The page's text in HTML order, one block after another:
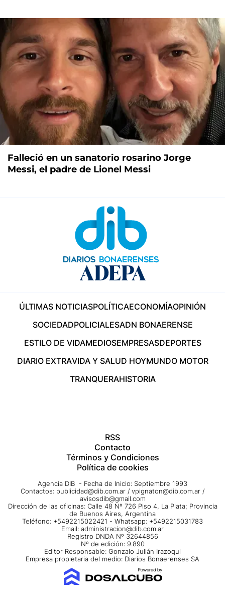
Falleció en un sanatorio rosarino Jorge
Messi, el padre de Lionel Messi
ÚLTIMAS NOTICIASPOLÍTICAECONOMÍAOPINIÓN
SOCIEDADPOLICIALESADN BONAERENSE
ESTILO DE VIDAMEDIOSEMPRESASDEPORTES
DIARIO EXTRAVIDA Y SALUD HOYMUNDO MOTOR
TRANQUERAHISTORIA
RSS
Contacto
Términos y Condiciones
Política de cookies
Agencia DIB - Fecha de Inicio: Septiembre 1993
Contactos: publicidad@dib.com.ar / vpignaton@dib.com.ar /
avisosdib@gmail.com
Dirección de las oficinas: Calle 48 Nº 726 Piso 4, La Plata; Provincia
de Buenos Aires, Argentina
Teléfono: +5492215022421 - Whatsapp: +5492215031783
Email: administracion@dib.com.ar
Registro DNDA Nº 32644856
Nº de edición: 9.890
Editor Responsable: Gonzalo Julián Irazoqui
Empresa propietaria del medio: Diarios Bonaerenses SA